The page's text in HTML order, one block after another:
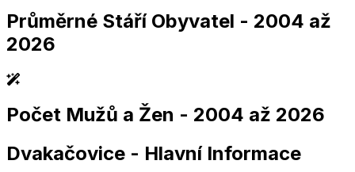
2,005 2,010 2,015 2,020 2,025
2,005 2,010 2,015 2,020 2,025
Průměrné Stáří Obyvatel - 2004 až
2026
2,005 2,010 2,015 2,020 2,025
2,005 2,010 2,015 2,020 2,025
Počet Mužů a Žen - 2004 až 2026
Dvakačovice - Hlavní Informace